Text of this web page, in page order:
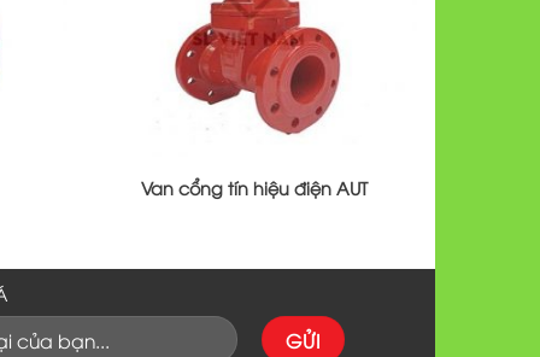
Van cổng tín hiệu điện AUT